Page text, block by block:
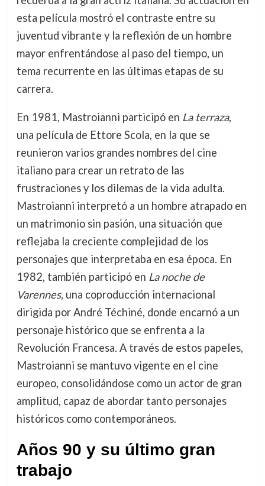
esta película mostró el contraste entre su
juventud vibrante y la reflexión de un hombre
mayor enfrentándose al paso del tiempo, un
tema recurrente en las últimas etapas de su
carrera.
En 1981, Mastroianni participó en La terraza,
una película de Ettore Scola, en la que se
reunieron varios grandes nombres del cine
italiano para crear un retrato de las
frustraciones y los dilemas de la vida adulta.
Mastroianni interpretó a un hombre atrapado en
un matrimonio sin pasión, una situación que
reflejaba la creciente complejidad de los
personajes que interpretaba en esa época. En
1982, también participó en La noche de
Varennes, una coproducción internacional
dirigida por André Téchiné, donde encarnó a un
personaje histórico que se enfrenta a la
Revolución Francesa. A través de estos papeles,
Mastroianni se mantuvo vigente en el cine
europeo, consolidándose como un actor de gran
amplitud, capaz de abordar tanto personajes
históricos como contemporáneos.
Años 90 y su último gran
trabajo